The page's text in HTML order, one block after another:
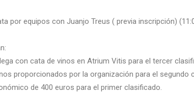
por equipos con Juanjo Treus ( previa inscripción)
con cata de vinos en Atrium Vitis para el tercer
proporcionados por la organización para el segundo
de 400 euros para el primer clasificado.